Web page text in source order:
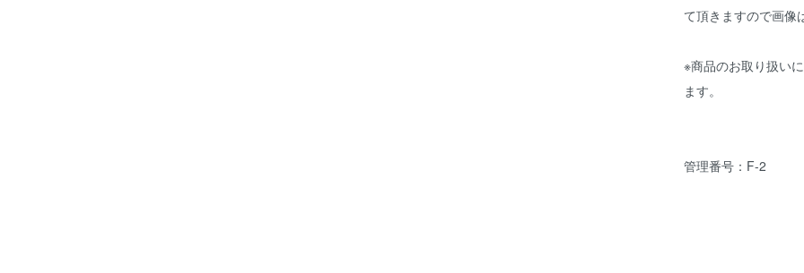
て頂きますので画像
※商品のお取り扱い
ます。
管理番号：F-2